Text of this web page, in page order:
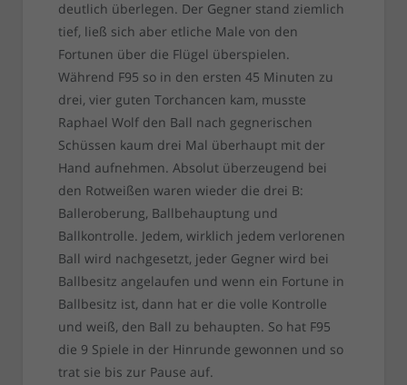
deutlich überlegen. Der Gegner stand ziemlich
tief, ließ sich aber etliche Male von den
Fortunen über die Flügel überspielen.
Während F95 so in den ersten 45 Minuten zu
drei, vier guten Torchancen kam, musste
Raphael Wolf den Ball nach gegnerischen
Schüssen kaum drei Mal überhaupt mit der
Hand aufnehmen. Absolut überzeugend bei
den Rotweißen waren wieder die drei B:
Balleroberung, Ballbehauptung und
Ballkontrolle. Jedem, wirklich jedem verlorenen
Ball wird nachgesetzt, jeder Gegner wird bei
Ballbesitz angelaufen und wenn ein Fortune in
Ballbesitz ist, dann hat er die volle Kontrolle
und weiß, den Ball zu behaupten. So hat F95
die 9 Spiele in der Hinrunde gewonnen und so
trat sie bis zur Pause auf.